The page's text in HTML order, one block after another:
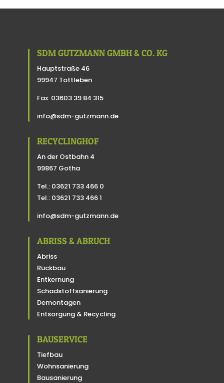
SDM GUTZMANN GMBH & CO. KG
Hauptstraße 46
99947 Tottleben
Fax: 03603 39 84 315
info@sdm-gutzmann.de
RECYCLINGHOF
An der Ostbahn 4
99867 Gotha
Tel.: 03621 733 466 0
Tel.: 03621 733 466 1
info@sdm-gutzmann.de
ABRISS & ABRUCH
Abriss
Rückbau
Entkernung
Schadstoffsanierung
Demontagen
Entsorgung & Recycling
BAUSERVICE
Tiefbau
Wohnsanierung
Bausanierung